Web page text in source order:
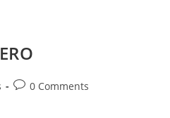
0 Comments